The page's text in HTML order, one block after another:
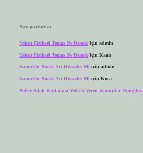
Son yorumlar
Yakın Fiziksel Temas Ne Demek için admin
Yakın Fiziksel Temas Ne Demek için Kaan
Sümüklü Böcek Acı Hisseder Miiçin admin
Sümüklü Böcek Acı Hisseder Mi için Koca
Polise Silah Kullanma Yetkisi Veren Kanunlar Hangileri